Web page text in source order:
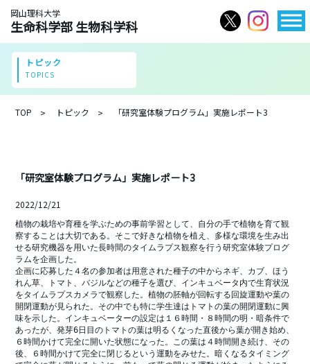
岡山理科大学
生命科学部 生物科学科
トピック
TOPICS
TOP トピック 「研究室体験プログラム」実施レポート3
「研究室体験プログラム」実施レポート3
2022/12/21
植物の栽培や育種を学ぶための事前学習として、自分の手で植物を育て観
察することは大切である。そこで好きな植物を植え、多様な環境を生み出
せる研究機器を用いた長時間のタイムラプス観察を行う研究室体験プログ
ラムを企画した。
企画に応募した４名の参加者は用意された種子の中からネギ、カブ、ほう
れん草、トマト、バジルなどの種子を選び、インキュベータ内で生育状況
をタイムラプスカメラで観察した。植物の胚軸が回転する回旋運動や葉の
開閉運動が見られた。その中でも特に学生達はトマトの葉の開閉運動に興
味を示した。インキュベーターの設定は１６時間・８時間の明・暗条件で
あったが、発芽6日目のトマトの葉は明るくなった直後から葉が開き始め、
６時間かけて完全に開いた状態になった。この葉は４時間開き続け、その
後、６時間かけて完全に閉じるという運動をみせた。暗くなるタイミング